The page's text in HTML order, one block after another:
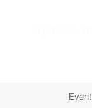
Event